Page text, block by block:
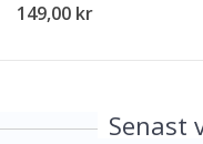
149,00 kr
Senast